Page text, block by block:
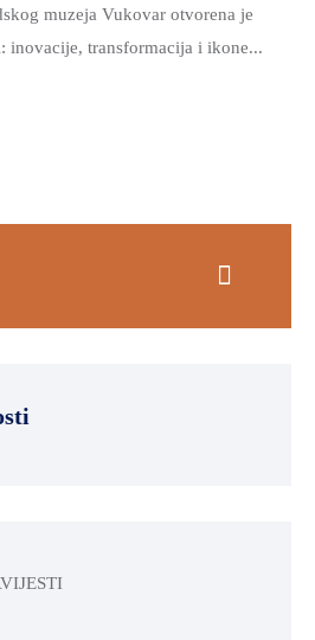
muzeja Vukovar otvorena je
inovacije, transformacija i ikone...